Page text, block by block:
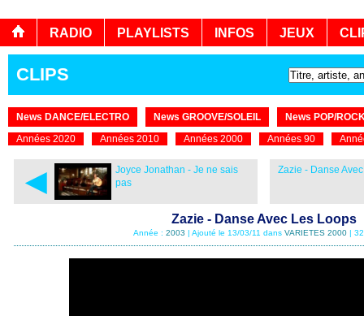
RADIO PLAYLISTS INFOS JEUX
CLIPS
News DANCE/ELECTRO News GROOVE/SOLEIL
News POP/
Années 2020
Années 2010 Années 2000 Années 90
◄
Joyce Jonathan - Je ne sais
pas
Zazie - Danse
Zazie - Danse Avec Les Loops
Année : 2003 | Ajouté le 13/03/11 dans VARIETES 2000 |